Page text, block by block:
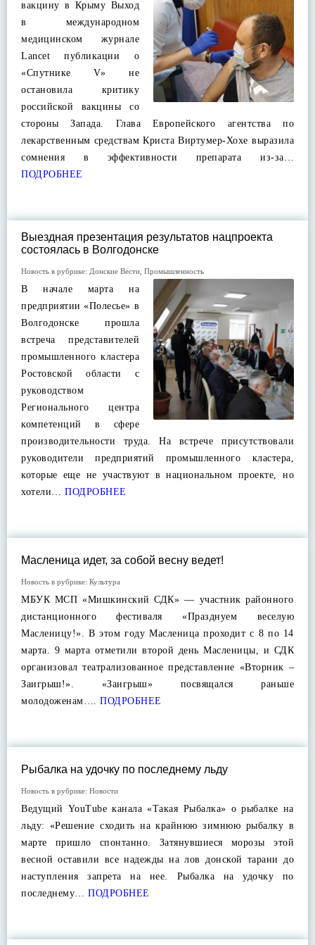
вакцину в Крыму Выход
в международном
медицинском журнале
Lancet публикации о
«Спутнике V» не
остановила критику
российской вакцины со
стороны Запада. Глава Европейского агентства по
лекарственным средствам Криста Виртумер-Хохе выразила
сомнения в эффективности препарата из-за…
ПОДРОБНЕЕ
Выездная презентация результатов нацпроекта
состоялась в Волгодонске
Новость в рубрике: Донские Вести Промышленность
В начале марта на
предприятии «Полесье» в
Волгодонске прошла
встреча представителей
промышленного кластера
Ростовской области с
руководством
Регионального центра
компетенций в сфере
производительности труда. На встрече присутствовали
руководители предприятий промышленного кластера,
которые еще не участвуют в национальном проекте, но
хотели… ПОДРОБНЕЕ
Масленица идет, за собой весну ведет!
Новость в рубрике: Культура
МБУК МСП «Мишкинский СДК» — участник районного
дистанционного фестиваля «Празднуем веселую
Масленицу!». В этом году Масленица проходит с 8 по 14
марта. 9 марта отметили второй день Масленицы, и СДК
организовал театрализованное представление «Вторник –
Заигрыш!». «Заигрыш» посвящался раньше
молодоженам…. ПОДРОБНЕЕ
Рыбалка на удочку по последнему льду
Новость в рубрике: Новости
Ведущий YouTube канала «Такая Рыбалка» о рыбалке на
льду: «Решение сходить на крайнюю зимнюю рыбалку в
марте пришло спонтанно. Затянувшиеся морозы этой
весной оставили все надежды на лов донской тарани до
наступления запрета на нее. Рыбалка на удочку по
последнему… ПОДРОБНЕЕ